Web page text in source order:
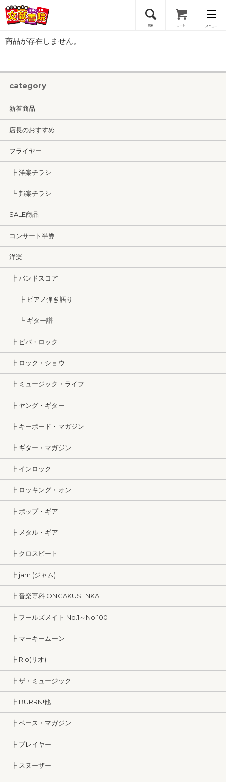
検索 カート メニュー
会員登録
ログイン
商品が存在しません。
category
新着商品
店長のおすすめ
フライヤー
┣ 洋楽チラシ
┗ 邦楽チラシ
SALE商品
コンサート半券
洋楽
┣ バンドスコア
┣ ピアノ弾き語り
┗ ギター譜
┣ ビバ・ロック
┣ ロック・ショウ
┣ ミュージック・ライフ
┣ ヤング・ギター
┣ キーボード・マガジン
┣ ギター・マガジン
┣ インロック
┣ ロッキング・オン
┣ ポップ・ギア
┣ メタル・ギア
┣ クロスビート
┣ jam (ジャム)
┣ 音楽専科 ONGAKUSENKA
┣ フールズメイト No.1～No.100
┣ マーキームーン
┣ Rio(リオ)
┣ ザ・ミュージック
┣ BURRN!他
┣ ベース・マガジン
┣ プレイヤー
┣ スヌーザー